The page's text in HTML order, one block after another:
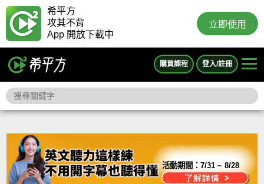
希平方
攻其不背
App 開放下載中
立即使用
購買課程 登入/註冊
活動期間：7/31 ~ 8/28